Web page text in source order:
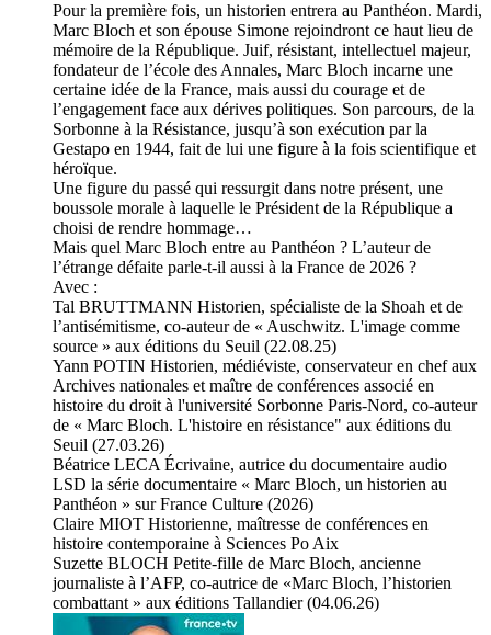
Pour la première fois, un historien entrera au Panthéon. Mardi,
Marc Bloch et son épouse Simone rejoindront ce haut lieu de
mémoire de la République. Juif, résistant, intellectuel majeur,
fondateur de l’école des Annales, Marc Bloch incarne une
certaine idée de la France, mais aussi du courage et de
l’engagement face aux dérives politiques. Son parcours, de la
Sorbonne à la Résistance, jusqu’à son exécution par la
Gestapo en 1944, fait de lui une figure à la fois scientifique et
héroïque.
Une figure du passé qui ressurgit dans notre présent, une
boussole morale à laquelle le Président de la République a
choisi de rendre hommage…
Mais quel Marc Bloch entre au Panthéon ? L’auteur de
l’étrange défaite parle-t-il aussi à la France de 2026 ?
Avec :
Tal BRUTTMANN Historien, spécialiste de la Shoah et de
l’antisémitisme, co-auteur de « Auschwitz. L'image comme
source » aux éditions du Seuil (22.08.25)
Yann POTIN Historien, médiéviste, conservateur en chef aux
Archives nationales et maître de conférences associé en
histoire du droit à l'université Sorbonne Paris-Nord, co-auteur
de « Marc Bloch. L'histoire en résistance" aux éditions du
Seuil (27.03.26)
Béatrice LECA Écrivaine, autrice du documentaire audio
LSD la série documentaire « Marc Bloch, un historien au
Panthéon » sur France Culture (2026)
Claire MIOT Historienne, maîtresse de conférences en
histoire contemporaine à Sciences Po Aix
Suzette BLOCH Petite-fille de Marc Bloch, ancienne
journaliste à l’AFP, co-autrice de «Marc Bloch, l’historien
combattant » aux éditions Tallandier (04.06.26)